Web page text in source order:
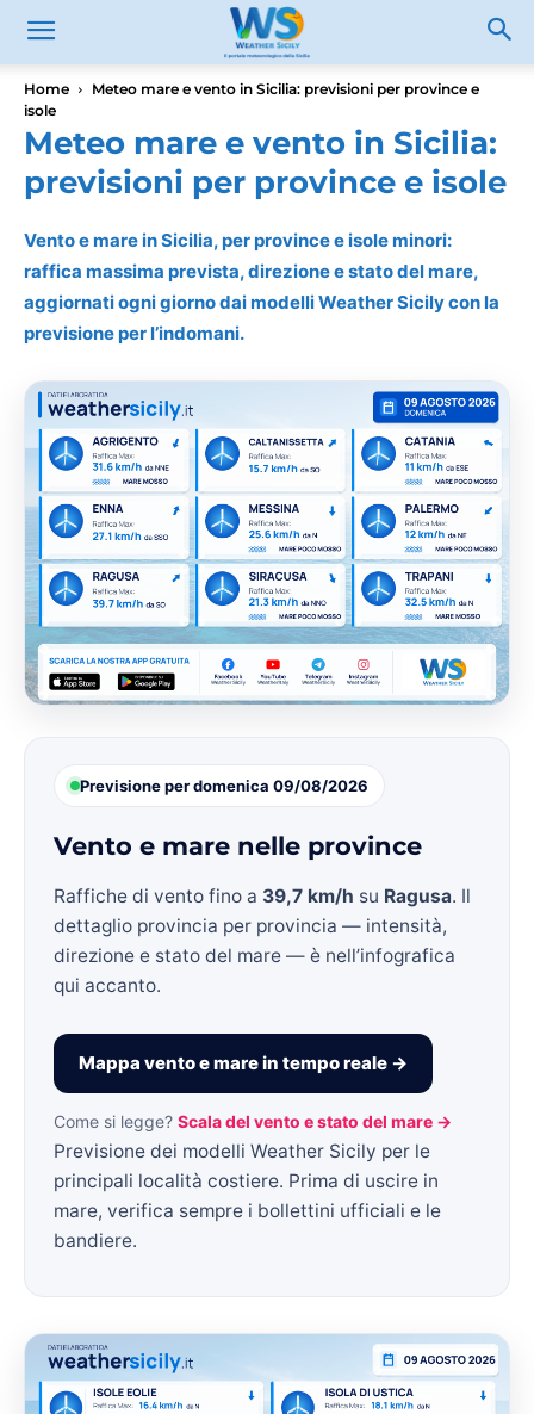
Home
Meteo mare e vento in Sicilia: previsioni per province e
isole
Meteo mare e vento in Sicilia:
previsioni per province e isole
Vento e mare in Sicilia, per province e isole minori:
raffica massima prevista, direzione e stato del mare,
aggiornati ogni giorno dai modelli Weather Sicily con la
previsione per l’indomani.
Previsione per domenica 09/08/2026
Vento e mare nelle province
Raffiche di vento fino a 39,7 km/h su Ragusa. Il
dettaglio provincia per provincia — intensità,
direzione e stato del mare — è nell’infografica
qui accanto.
Mappa vento e mare in tempo reale →
Come si legge? Scala del vento e stato del mare →
Previsione dei modelli Weather Sicily per le
principali località costiere. Prima di uscire in
mare, verifica sempre i bollettini ufficiali e le
bandiere.